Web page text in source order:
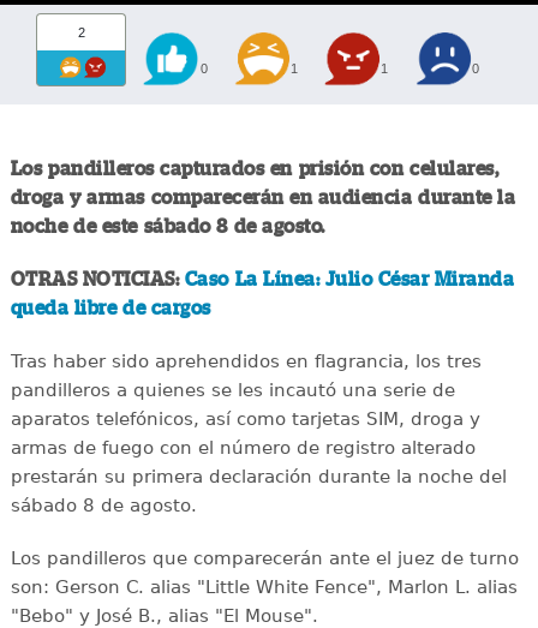
2
0 1 1 0
Los pandilleros capturados en prisión con celulares,
droga y armas comparecerán en audiencia durante la
noche de este sábado 8 de agosto.
OTRAS NOTICIAS: Caso La Línea: Julio César Miranda
queda libre de cargos
Tras haber sido aprehendidos en flagrancia, los tres
pandilleros a quienes se les incautó una serie de
aparatos telefónicos, así como tarjetas SIM, droga y
armas de fuego con el número de registro alterado
prestarán su primera declaración durante la noche del
sábado 8 de agosto.
Los pandilleros que comparecerán ante el juez de turno
son: Gerson C. alias "Little White Fence", Marlon L. alias
"Bebo" y José B., alias "El Mouse".